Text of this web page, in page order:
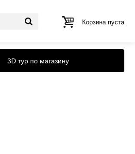
Корзина пуста
3D тур по магазину